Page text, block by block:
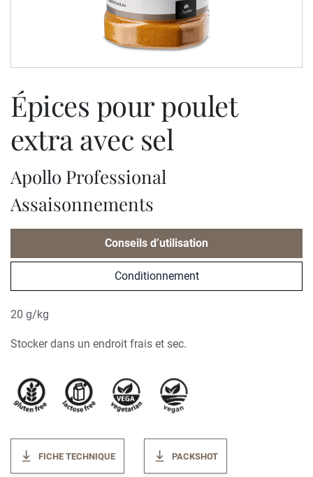
épices pour poulet
extra avec sel
Apollo Professional
Assaisonnements
Conseils d’utilisation
Conditionnement
20 g/kg
Stocker dans un endroit frais et sec.
FICHE TECHNIQUE PACKSHOT